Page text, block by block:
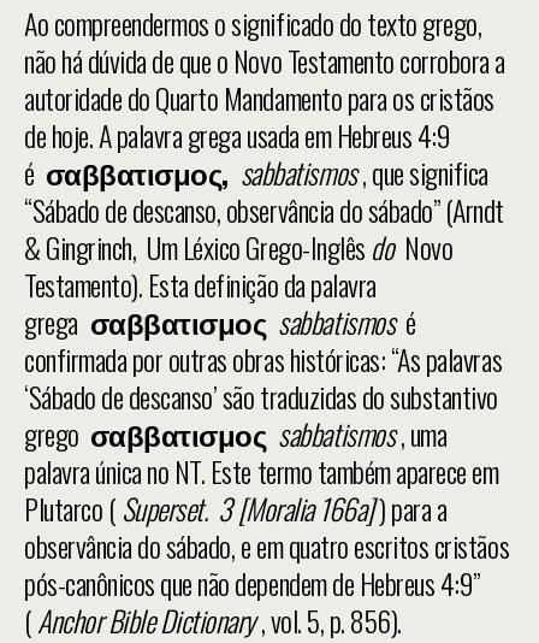
Ao compreendermos o significado do texto grego,
não há dúvida de que o Novo Testamento corrobora a
autoridade do Quarto Mandamento para os cristãos
de hoje. A palavra grega usada em Hebreus 4:9
é σαββατισμος, sabbatismos, que significa
“Sábado de descanso, observância do sábado” (Arndt
& Gingrinch, Um Léxico Grego-Inglêsdo Novo
Testamento). Esta definição da palavra
grega σαββατισμος sabbatismosé
confirmada por outras obras históricas: “As palavras
‘Sábado de descanso’ são traduzidas do substantivo
grego σαββατισμος sabbatismos, uma
palavra única no NT. Este termo também aparece em
Plutarco (Superset. 3 [Moralia 166a]) para a
observância do sábado, e em quatro escritos cristãos
pós-canônicos que não dependem de Hebreus 4:9”
(Anchor Bible Dictionary, vol. 5, p. 856).